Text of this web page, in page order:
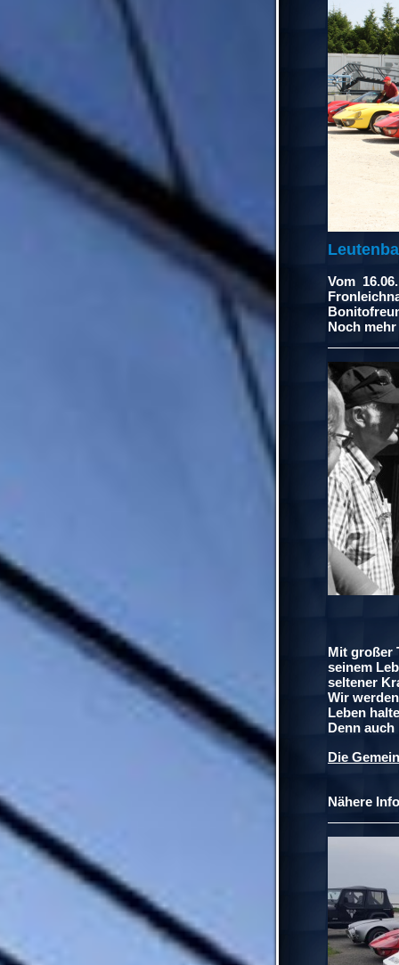
Vom
Noch
Mit großer
seinem
seltener
Wir
Leben
Denn
Die
Nähere